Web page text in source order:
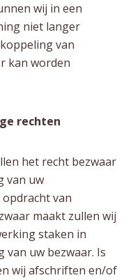
wij in een
niet langer
van
kan worden
rechten
het recht bezwaar
van uw
van
maakt zullen wij
staken in
van uw bezwaar. Is
wij afschriften en/of